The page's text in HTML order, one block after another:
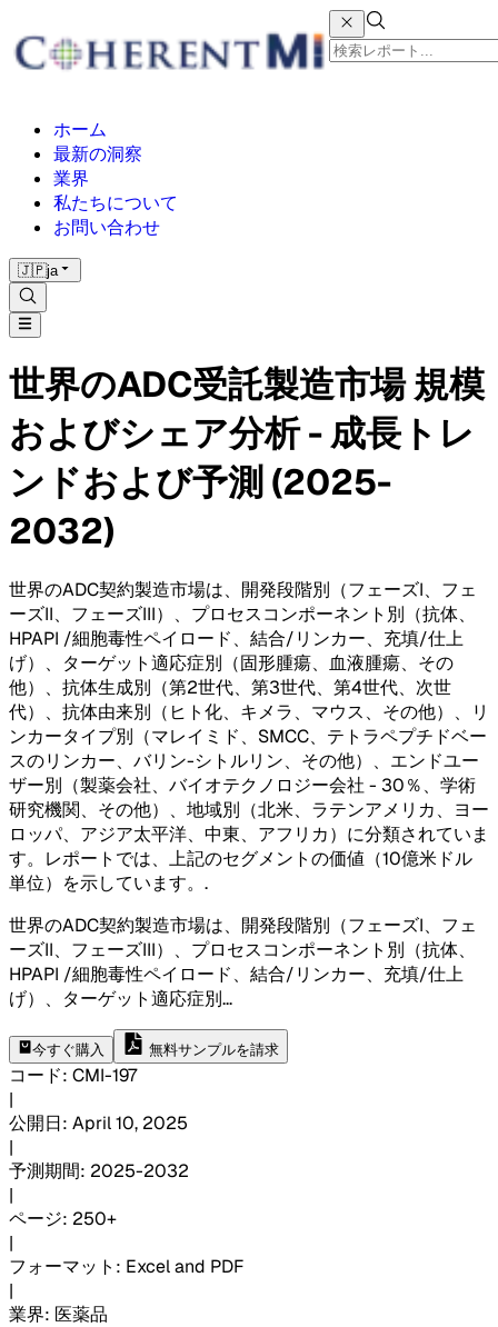
ホーム
最新の洞察
業界
私たちについて
お問い合わせ
🇯🇵ja
世界のADC受託製造市場 規模
およびシェア分析 - 成長トレ
ンドおよび予測 (2025-
2032)
世界のADC契約製造市場は、開発段階別（フェーズI、フェ
ーズII、フェーズIII）、プロセスコンポーネント別（抗体、
HPAPI /細胞毒性ペイロード、結合/リンカー、充填/仕上
げ）、ターゲット適応症別（固形腫瘍、血液腫瘍、その
他）、抗体生成別（第2世代、第3世代、第4世代、次世
代）、抗体由来別（ヒト化、キメラ、マウス、その他）、リ
ンカータイプ別（マレイミド、SMCC、テトラペプチドベー
スのリンカー、バリン-シトルリン、その他）、エンドユー
ザー別（製薬会社、バイオテクノロジー会社 - 30％、学術
研究機関、その他）、地域別（北米、ラテンアメリカ、ヨー
ロッパ、アジア太平洋、中東、アフリカ）に分類されていま
す。レポートでは、上記のセグメントの価値（10億米ドル
単位）を示しています。 .
世界のADC契約製造市場は、開発段階別（フェーズI、フェ
ーズII、フェーズIII）、プロセスコンポーネント別（抗体、
HPAPI /細胞毒性ペイロード、結合/リンカー、充填/仕上
げ）、ターゲット適応症別...
今すぐ購入 無料サンプルを請求
コード: CMI-197
|
公開日: April 10, 2025
|
予測期間: 2025-2032
|
ページ: 250+
|
フォーマット : Excel and PDF
|
業界: 医薬品